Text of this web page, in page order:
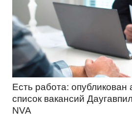
Есть работа: опубликован
список вакансий
NVA